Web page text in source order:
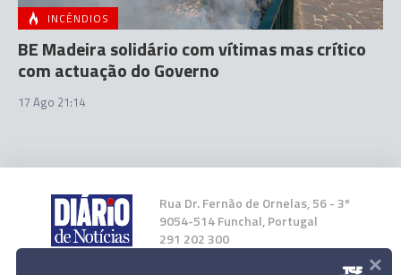
INCÊNDIOS
BE Madeira solidário com vítimas mas crítico
com actuação do Governo
17 Ago 21:14
Rua Dr. Fernão de Ornelas, 56 - 3º
9054-514 Funchal, Portugal
291 202 300
×